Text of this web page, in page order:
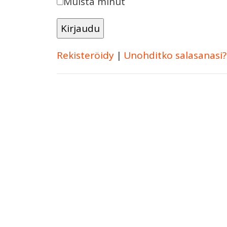
Rekisteröidy | Unohditko salasanasi?